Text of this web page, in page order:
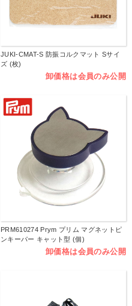
JUKI-CMAT-S 防振コルクマット Sサイ
ズ (枚)
卸価格は会員のみ公開
PRM610274 Prym プリム マグネットピ
ンキーパー キャット型 (個)
卸価格は会員のみ公開